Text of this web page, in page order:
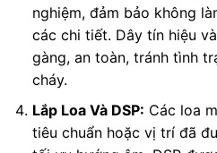
nghiệm, đảm bảo không
các chi tiết. Dây tín hiệu
gàng, an toàn, tránh tình
cháy.
Lắp Loa Và DSP: Các loa
tiêu chuẩn hoặc vị trí đã